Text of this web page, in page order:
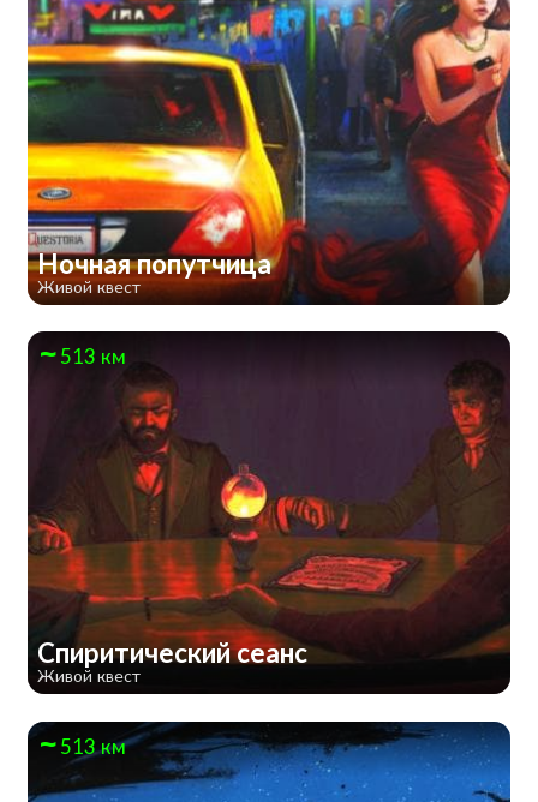
Ночная попутчица
Живой квест
513 км
Спиритический сеанс
Живой квест
513 км